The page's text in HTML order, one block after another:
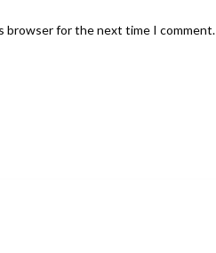
browser for the next time I comment.